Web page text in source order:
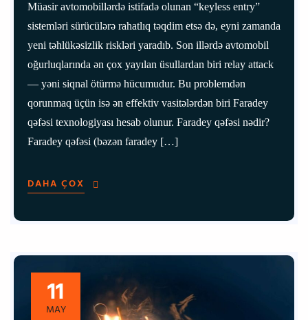
Müasir avtomobillərdə istifadə olunan “keyless entry”
sistemləri sürücülərə rahatlıq təqdim etsə də, eyni zamanda
yeni təhlükəsizlik riskləri yaradıb. Son illərdə avtomobil
oğurluqlarında ən çox yayılan üsullardan biri relay attack
— yəni siqnal ötürmə hücumudur. Bu problemdən
qorunmaq üçün isə ən effektiv vasitələrdən biri Faradey
qəfəsi texnologiyası hesab olunur. Faradey qəfəsi nədir?
Faradey qəfəsi (bəzən faradey […]
DAHA ÇOX
11
MAY